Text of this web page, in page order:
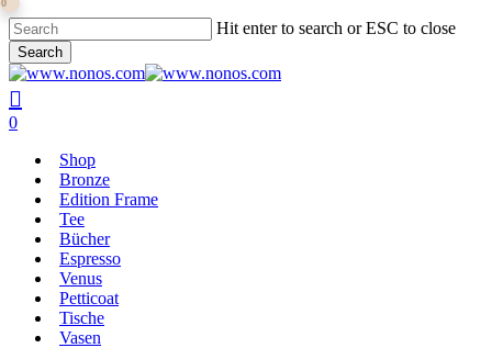
Skip
to
main
content
Hit enter to search or ESC to close
Search
Close
Search
search
0
Shop
Bronze
Edition Frame
Tee
Bücher
Espresso
Venus
Petticoat
Tische
Vasen
0